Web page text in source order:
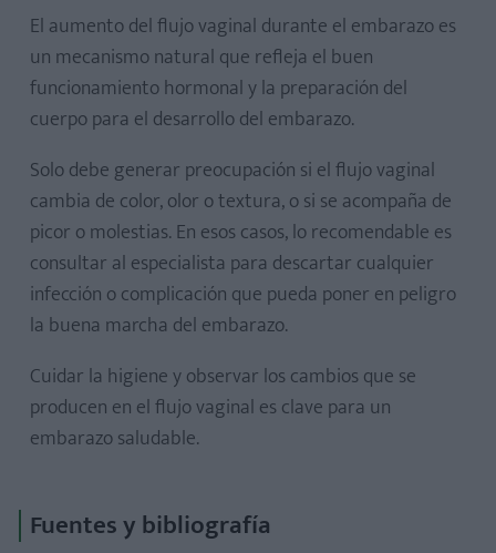
El aumento del flujo vaginal durante el embarazo es
un mecanismo natural que refleja el buen
funcionamiento hormonal y la preparación del
cuerpo para el desarrollo del embarazo.
Solo debe generar preocupación si el flujo vaginal
cambia de color, olor o textura, o si se acompaña de
picor o molestias. En esos casos, lo recomendable es
consultar al especialista para descartar cualquier
infección o complicación que pueda poner en peligro
la buena marcha del embarazo.
Cuidar la higiene y observar los cambios que se
producen en el flujo vaginal es clave para un
embarazo saludable.
Fuentes y bibliografía